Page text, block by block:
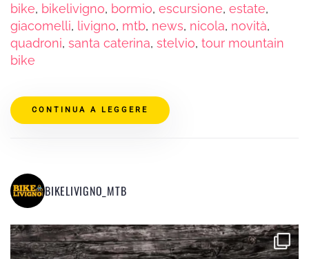
bike, bikelivigno, bormio, escursione, estate,
giacomelli, livigno, mtb, news, nicola, novità,
quadroni, santa caterina, stelvio, tour mountain
bike
CONTINUA A LEGGERE
BIKELIVIGNO_MTB